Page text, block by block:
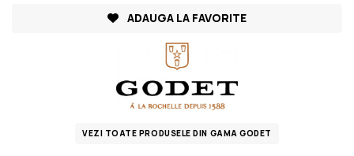
ADAUGA LA FAVORITE
VEZI TOATE PRODUSELE DIN GAMA GODET